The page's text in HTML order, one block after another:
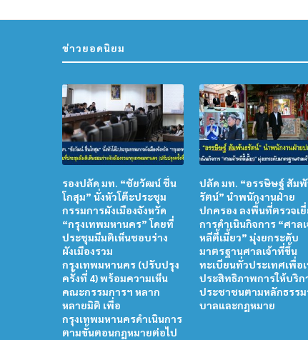
ข่าวยอดนิยม
รองปลัด มท. “ชัยวัฒน์ ชื่น
โกสุม” นั่งหัวโต๊ะประชุม
กรรมการผังเมืองจังหวัด
“กรุงเทพมหานคร” โดยที่
ประชุมมีมติเห็นชอบร่าง
ผังเมืองรวม
กรุงเทพมหานคร (ปรับปรุง
ครั้งที่ 4) พร้อมความเห็น
คณะกรรมการฯ หลาก
หลายมิติ เพื่อ
กรุงเทพมหานครดำเนินการ
ตามขั้นตอนกฎหมายต่อไป
ปลัด มท. “อรรษิษฐ์ สัม
รัตน์” นำพนักงานฝ่าย
ปกครอง ลงพื้นที่ตรวจเ
การดำเนินกิจการ “ศาลเ
หลีตี้เมี้ยว” มุ่งยกระดับ
มาตรฐานศาลเจ้าที่ขึ้น
ทะเบียนทั่วประเทศเพื่อ
ประสิทธิภาพการให้บริก
ประชาชนตามหลักธรรม
บาลและกฎหมาย